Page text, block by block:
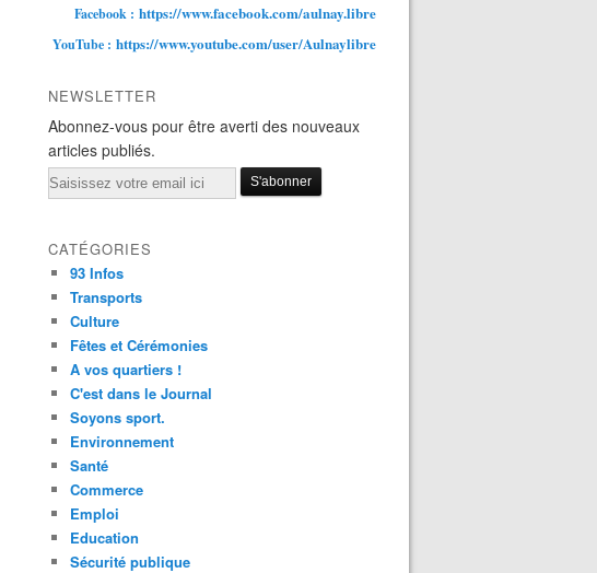
Facebook : https://www.facebook.com/aulnay.libre
YouTube : https://www.youtube.com/user/Aulnaylibre
NEWSLETTER
Abonnez-vous pour être averti des nouveaux
articles publiés.
Email
CATÉGORIES
93 Infos
Transports
Culture
Fêtes et Cérémonies
A vos quartiers !
C'est dans le Journal
Soyons sport.
Environnement
Santé
Commerce
Emploi
Education
Sécurité publique